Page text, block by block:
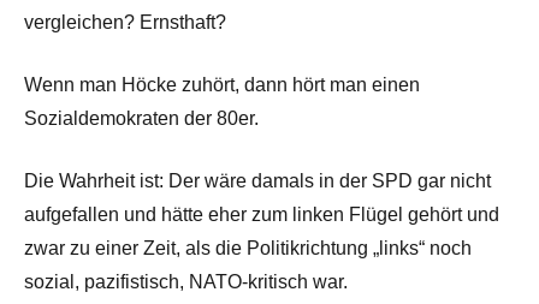
vergleichen? Ernsthaft?
Wenn man Höcke zuhört, dann hört man einen
Sozialdemokraten der 80er.
Die Wahrheit ist: Der wäre damals in der SPD gar nicht
aufgefallen und hätte eher zum linken Flügel gehört und
zwar zu einer Zeit, als die Politikrichtung „links“ noch
sozial, pazifistisch, NATO-kritisch war.